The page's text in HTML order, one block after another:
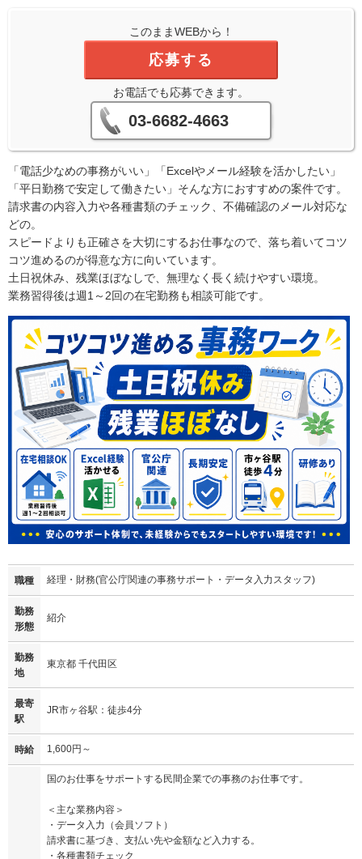
このままWEBから！
応募する
お電話でも応募できます。
03-6682-4663
「電話少なめの事務がいい」「Excelやメール経験を活かしたい」
「平日勤務で安定して働きたい」そんな方におすすめの案件です。
請求書の内容入力や各種書類のチェック、不備確認のメール対応な
どの。
スピードよりも正確さを大切にするお仕事なので、落ち着いてコツ
コツ進めるのが得意な方に向いています。
土日祝休み、残業ほぼなしで、無理なく長く続けやすい環境。
業務習得後は週1～2回の在宅勤務も相談可能です。
職種 経理・財務(官公庁関連の事務サポート・データ入力スタッフ)
勤務
形態
紹介
勤務
地
東京都 千代田区
最寄
駅
JR市ヶ谷駅：徒歩4分
時給 1,600円～
国のお仕事をサポートする民間企業での事務のお仕事です。
＜主な業務内容＞
・データ入力（会員ソフト）
請求書に基づき、支払い先や金額など入力する。
・各種書類チェック